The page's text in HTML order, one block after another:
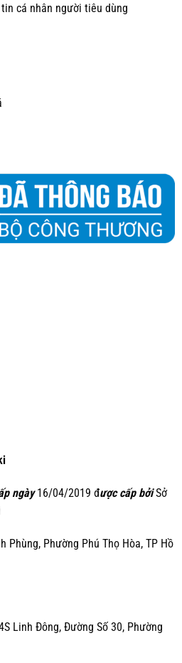
cá nhân người tiêu dùng
ngày16/04/2019 được cấp bởiSở
Phùng, Phường Phú Thọ Hòa, TP Hồ
Linh Đông, Đường Số 30, Phường